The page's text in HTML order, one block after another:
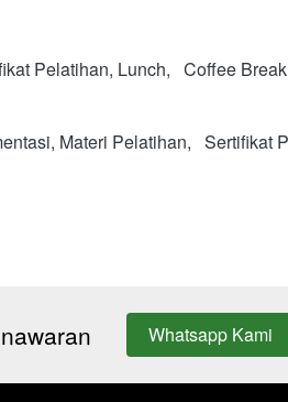
Pelatihan, Lunch,   Coffee Break
`
Whatsapp Kami